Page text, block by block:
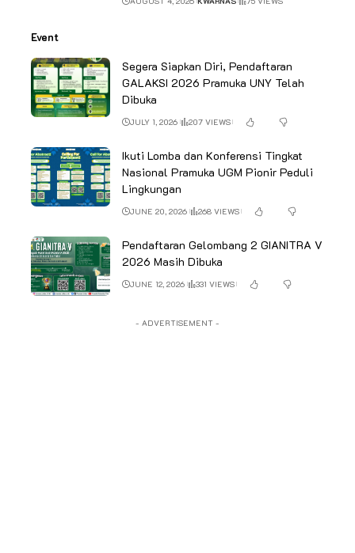
Event
Segera Siapkan Diri, Pendaftaran
GALAKSI 2026 Pramuka UNY Telah
Dibuka
JULY 1, 2026 207 VIEWS
Ikuti Lomba dan Konferensi Tingkat
Nasional Pramuka UGM Pionir Peduli
Lingkungan
JUNE 20, 2026 268 VIEWS
Pendaftaran Gelombang 2 GIANITRA V
2026 Masih Dibuka
JUNE 12, 2026 331 VIEWS
- ADVERTISEMENT -